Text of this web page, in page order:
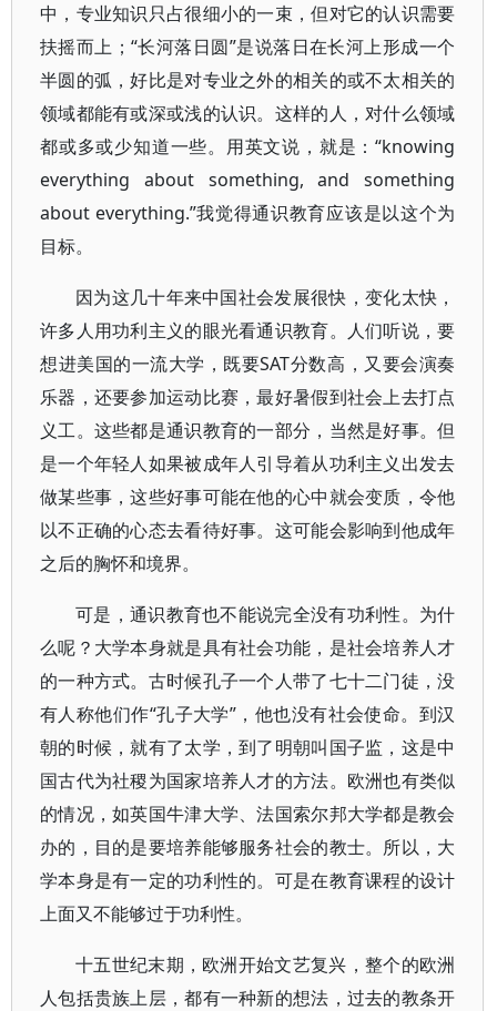
中，专业知识只占很细小的一束，但对它的认识需要
扶摇而上；“长河落日圆”是说落日在长河上形成一个
半圆的弧，好比是对专业之外的相关的或不太相关的
领域都能有或深或浅的认识。这样的人，对什么领域
都或多或少知道一些。用英文说，就是：“knowing
everything about something, and something
about everything.”我觉得通识教育应该是以这个为
目标。
因为这几十年来中国社会发展很快，变化太快，
许多人用功利主义的眼光看通识教育。人们听说，要
想进美国的一流大学，既要SAT分数高，又要会演奏
乐器，还要参加运动比赛，最好暑假到社会上去打点
义工。这些都是通识教育的一部分，当然是好事。但
是一个年轻人如果被成年人引导着从功利主义出发去
做某些事，这些好事可能在他的心中就会变质，令他
以不正确的心态去看待好事。这可能会影响到他成年
之后的胸怀和境界。
可是，通识教育也不能说完全没有功利性。为什
么呢？大学本身就是具有社会功能，是社会培养人才
的一种方式。古时候孔子一个人带了七十二门徒，没
有人称他们作“孔子大学”，他也没有社会使命。到汉
朝的时候，就有了太学，到了明朝叫国子监，这是中
国古代为社稷为国家培养人才的方法。欧洲也有类似
的情况，如英国牛津大学、法国索尔邦大学都是教会
办的，目的是要培养能够服务社会的教士。所以，大
学本身是有一定的功利性的。可是在教育课程的设计
上面又不能够过于功利性。
十五世纪末期，欧洲开始文艺复兴，整个的欧洲
人包括贵族上层，都有一种新的想法，过去的教条开